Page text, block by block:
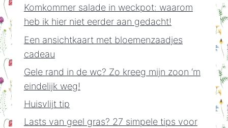
Komkommer salade in weckpot: waarom
heb ik hier niet eerder aan gedacht!
Een ansichtkaart met bloemenzaadjes
cadeau
Gele rand in de wc? Zo kreeg mijn zoon ‘m
eindelijk weg!
Huisvlijt tip
Lasts van geel gras? 27 simpele tips voor